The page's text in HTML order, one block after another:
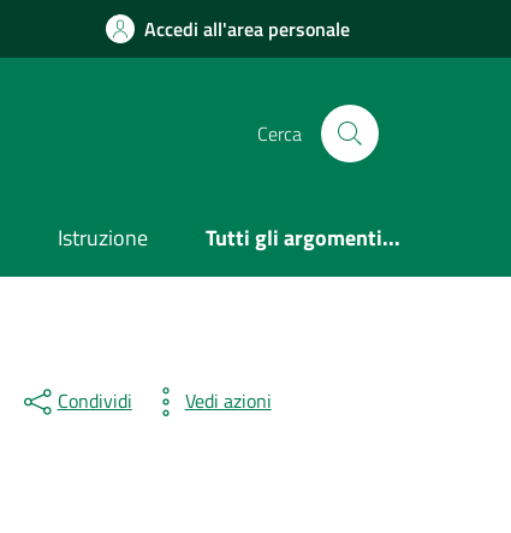
Accedi all'area personale
Cerca
Istruzione Tutti gli argomenti...
Condividi Vedi azioni